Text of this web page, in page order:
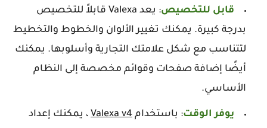
قابل للتخصيص
: يعد Valexa قابلاً للتخصيص
بدرجة كبيرة. يمكنك تغيير الألوان والخطوط والتخطيط
لتتناسب مع شكل علامتك التجارية وأسلوبها. يمكنك
أيضًا إضافة صفحات وقوائم مخصصة إلى النظام
الأساسي.
يوفر الوقت: باستخدام Valexa v4 ، يمكنك إعداد